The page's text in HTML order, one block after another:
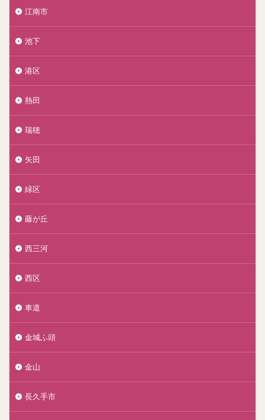
江南市
池下
港区
熱田
瑞穂
矢田
緑区
藤が丘
西三河
西区
車道
金城ふ頭
金山
長久手市